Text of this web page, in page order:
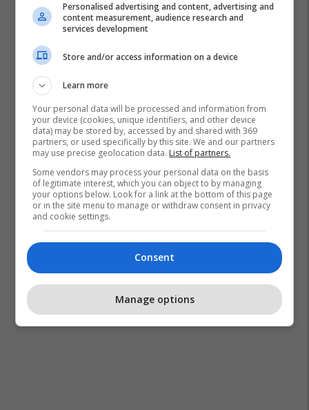
Personalised advertising and content, advertising and
content measurement, audience research and
services development
Store and/or access information on a device
Learn more
Your personal data will be processed and information from
your device (cookies, unique identifiers, and other device
data) may be stored by, accessed by and shared with 369
partners, or used specifically by this site. We and our partners
may use precise geolocation data. List of partners.
Some vendors may process your personal data on the basis
of legitimate interest, which you can object to by managing
your options below. Look for a link at the bottom of this page
or in the site menu to manage or withdraw consent in privacy
and cookie settings.
Consent
Manage options